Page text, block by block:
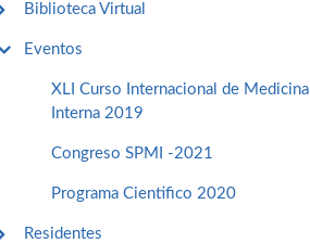
Biblioteca Virtual
Eventos
XLI Curso Internacional de Medicina
Interna 2019
Congreso SPMI -2021
Programa Cientifico 2020
Residentes